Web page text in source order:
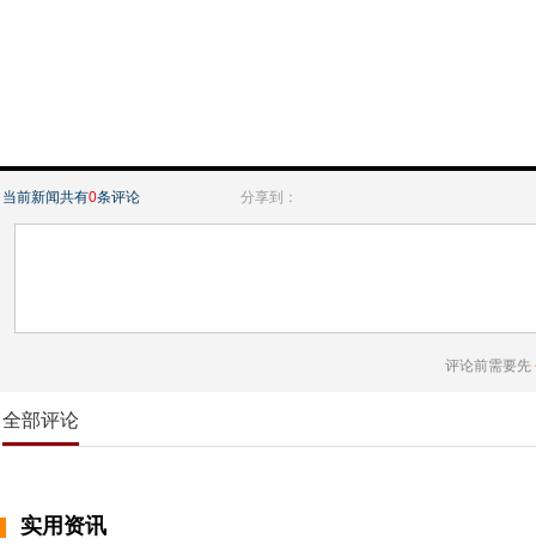
当前新闻共有0条评论 分享到：
评论前需要先
全部评论
实用资讯